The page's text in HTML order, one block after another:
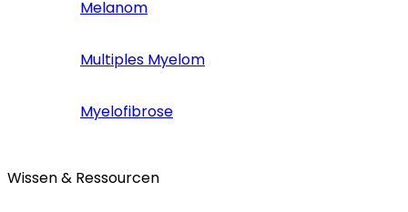
Melanom
Multiples Myelom
Myelofibrose
Wissen & Ressourcen